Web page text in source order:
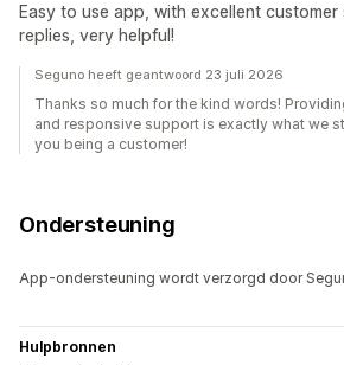
Easy to use app, with excellent
replies, very helpful!
Seguno heeft geantwoord 23 juli 2026
Thanks so much for the kind words!
and responsive support is exactly what we
you being a customer!
Ondersteuning
App-ondersteuning wordt verzorgd door
Hulpbronnen